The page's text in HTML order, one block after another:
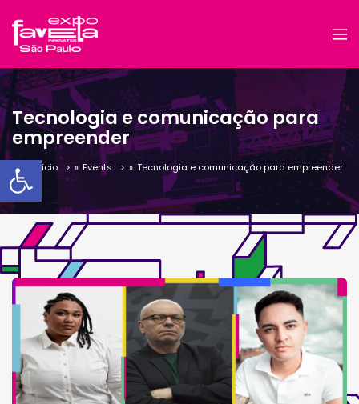
Barra de Ferramentas
Tecnologia e comunicação para
empreender
Início » Events » Tecnologia e comunicação para empreender